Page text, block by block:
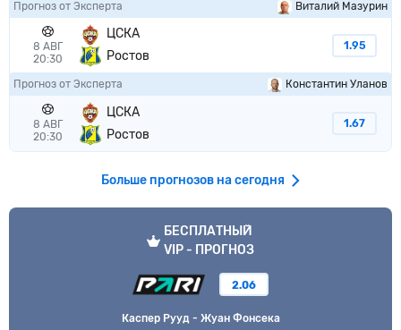
Прогноз от Эксперта Виталий Мазурин
8 АВГ
20:30
ЦСКА
Ростов
1.95
Прогноз от Эксперта Константин Уланов
8 АВГ
20:30
ЦСКА
Ростов
1.67
Больше прогнозов на сегодня
VIP прогноз
БЕСПЛАТНЫЙ
VIP - ПРОГНОЗ
2.06
Каспер Рууд - Жуан Фонсека